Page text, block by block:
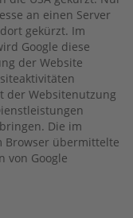
an einen Server
gekürzt. Im
Google diese
der Website
der Websitenutzung
Die im
Browser übermittelte
von Google